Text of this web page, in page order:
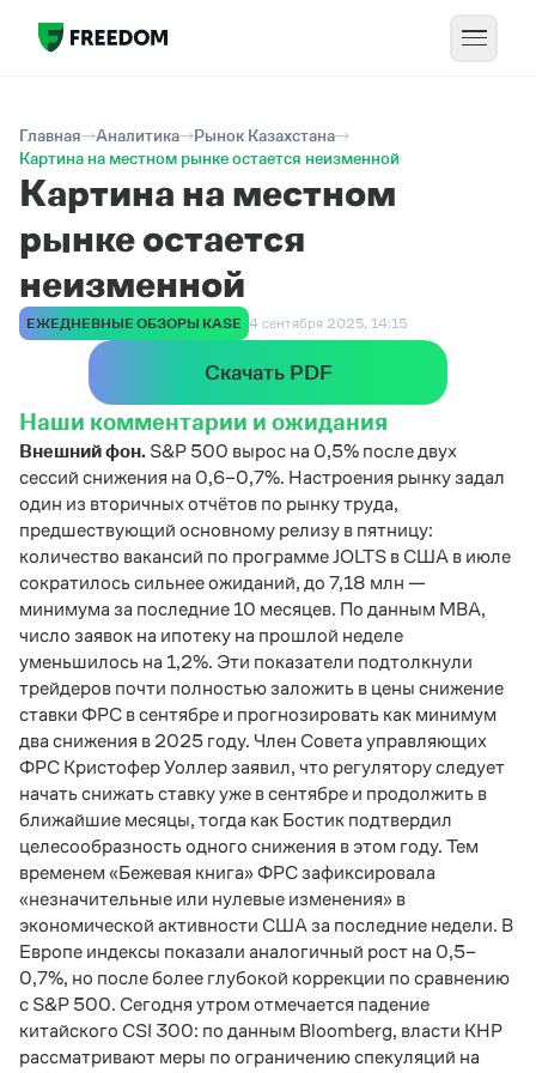
Главная Аналитика
Рынок Казахстана
Картина на местном рынке остается неизменной
Картина на местном
рынке остается
неизменной
ЕЖЕДНЕВНЫЕ ОБЗОРЫ KASE 4 сентября 2025, 14:15
Скачать PDF
Наши комментарии и ожидания
Внешний фон. S&P 500 вырос на 0,5% после двух
сессий снижения на 0,6–0,7%. Настроения рынку задал
один из вторичных отчётов по рынку труда,
предшествующий основному релизу в пятницу:
количество вакансий по программе JOLTS в США в июле
сократилось сильнее ожиданий, до 7,18 млн —
минимума за последние 10 месяцев. По данным MBA,
число заявок на ипотеку на прошлой неделе
уменьшилось на 1,2%. Эти показатели подтолкнули
трейдеров почти полностью заложить в цены снижение
ставки ФРС в сентябре и прогнозировать как минимум
два снижения в 2025 году. Член Совета управляющих
ФРС Кристофер Уоллер заявил, что регулятору следует
начать снижать ставку уже в сентябре и продолжить в
ближайшие месяцы, тогда как Бостик подтвердил
целесообразность одного снижения в этом году. Тем
временем «Бежевая книга» ФРС зафиксировала
«незначительные или нулевые изменения» в
экономической активности США за последние недели. В
Европе индексы показали аналогичный рост на 0,5–
0,7%, но после более глубокой коррекции по сравнению
с S&P 500. Сегодня утром отмечается падение
китайского CSI 300: по данным Bloomberg, власти КНР
рассматривают меры по ограничению спекуляций на